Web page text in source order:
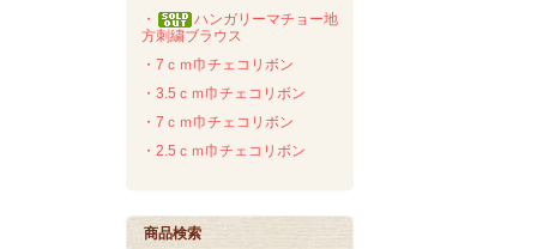
・
ハンガリーマチョー地
方刺繍ブラウス
・7ｃｍ巾チェコリボン
・3.5ｃｍ巾チェコリボン
・7ｃｍ巾チェコリボン
・2.5ｃｍ巾チェコリボン
商品検索